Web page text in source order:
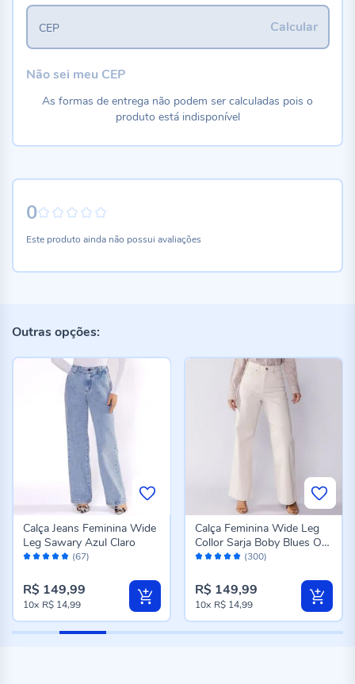
0
Este produto ainda não possui avaliações
Calcular
CEP
Não sei meu CEP
As formas de entrega não podem ser calculadas pois o
produto está indisponível
Outras opções:
Avaliação: (67)
Calça Jeans Feminina Wide
Leg Sawary Azul Claro
R$ 149,99
10x R$ 14,99
Avaliação: (300)
Calça Feminina Wide Leg
Collor Sarja Boby Blues Off
White
R$ 149,99
10x R$ 14,99